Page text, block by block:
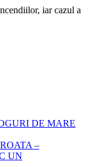
iar cazul a
DE MARE
–
UN